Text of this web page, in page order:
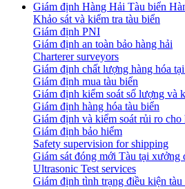
Giám định Hàng Hải Tàu biển
Khảo sát và kiểm tra tàu biển
Giám định PNI
Giám định an toàn bảo hàng hải
Charterer surveyors
Giám định chất lượng hàng hóa
​Giám định mua tàu biển
Giám định kiểm soát số lượng và
Giám định hàng hóa tàu biển
Giám định và kiểm soát rủi ro cho
Giám định bảo hiểm
Safety supervision for shipping
Giám sát đóng mới Tàu tại xưởng
Ultrasonic Test services
Giám định tình trạng điều kiện